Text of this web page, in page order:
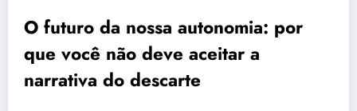
O futuro da nossa autonomia: por
que você não deve aceitar a
narrativa do descarte